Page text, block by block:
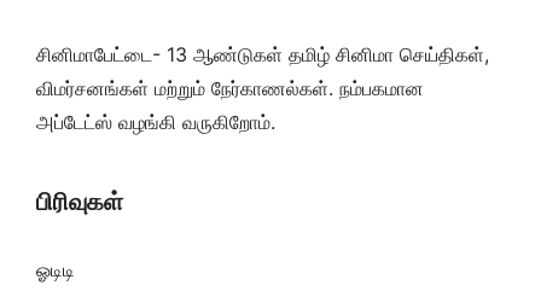
சினிமாபேட்டை- 13 ஆண்டுகள் தமிழ் சினிமா செய்திகள்,
விமர்சனங்கள் மற்றும் நேர்காணல்கள். நம்பகமான
அப்டேட்ஸ் வழங்கி வருகிறோம்.
பிரிவுகள்
ஓடிடி